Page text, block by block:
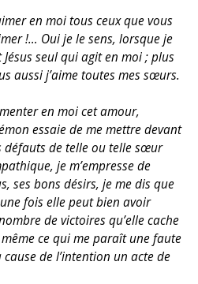
en moi tous ceux que vous
!… Oui je le sens, lorsque je
Jésus seul qui agit en moi ; plus
aussi j’aime toutes mes sœurs.
en moi cet amour,
essaie de me mettre devant
défauts de telle ou telle sœur
je m’empresse de
ses bons désirs, je me dis que
fois elle peut bien avoir
de victoires qu’elle cache
ce qui me paraît une faute
de l’intention un acte de